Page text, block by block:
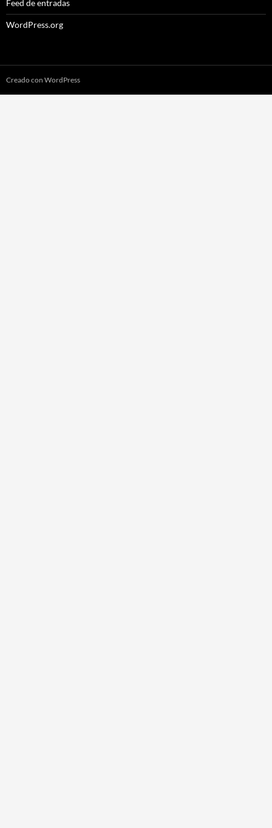
Feed de entradas
WordPress.org
Creado con WordPress